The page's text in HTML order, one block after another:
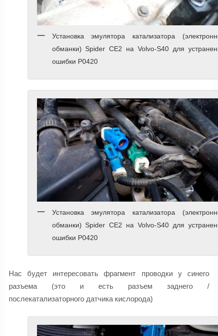
Установка эмулятора катализатора
обманки) Spider CE2 на Volvo-S40 для
ошибки P0420
Установка эмулятора катализатора
обманки) Spider CE2 на Volvo-S40 для
ошибки P0420
Нас будет интересовать фрагмент проводки у синего
разъема (это и есть разъем заднего /
послекатализаторного датчика кислорода)